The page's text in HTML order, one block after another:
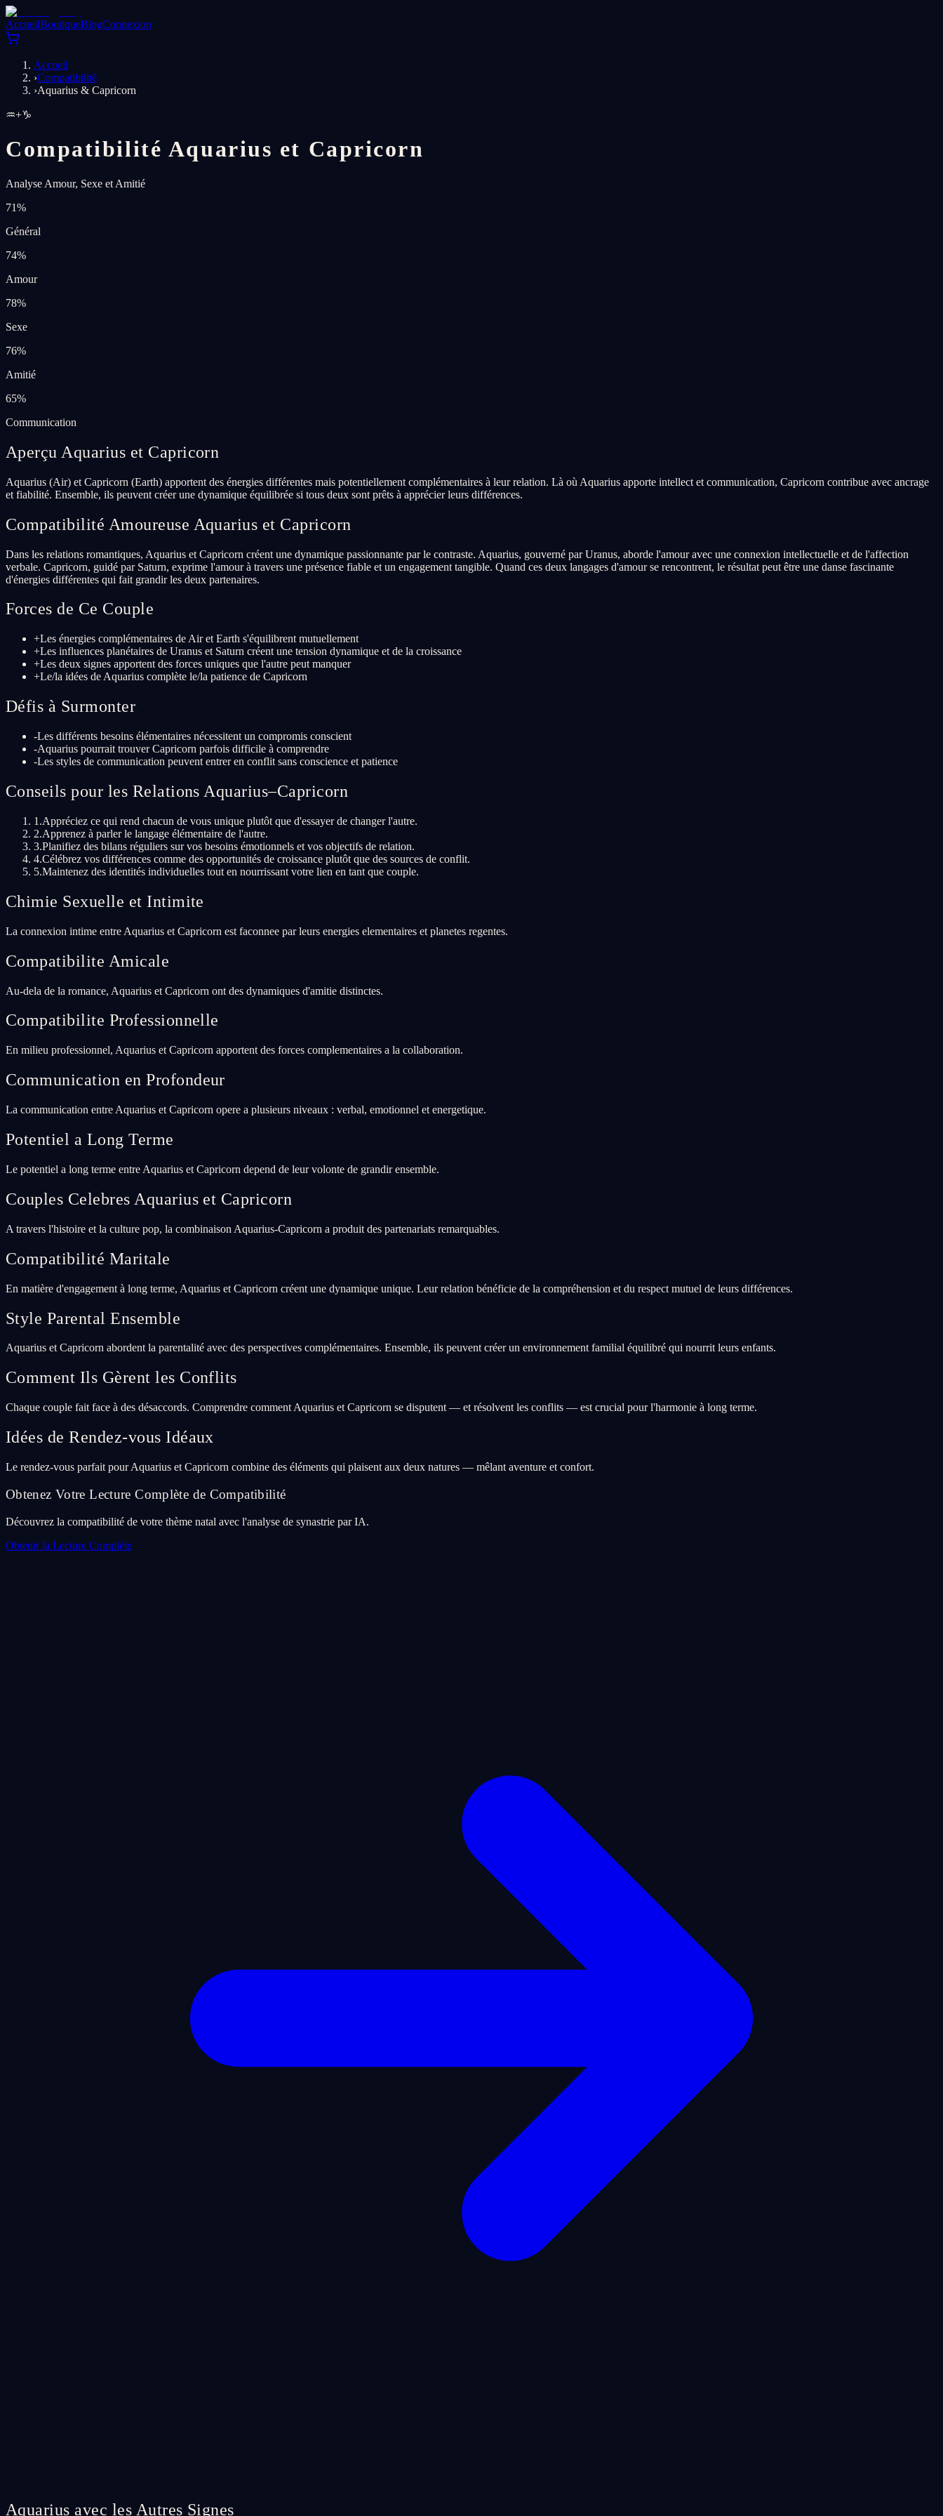
AccueilBoutiqueBlogConnexion
Accueil
›Compatibilité
›Aquarius & Capricorn
♒+♑
Compatibilité Aquarius et Capricorn
Analyse Amour, Sexe et Amitié
71%
Général
74%
Amour
78%
Sexe
76%
Amitié
65%
Communication
Aperçu Aquarius et Capricorn
Aquarius (Air) et Capricorn (Earth) apportent des énergies différentes mais potentiellement complémentaires à leur relation. Là où Aquarius apporte intellect et communication, Capricorn contribue avec ancrage
et fiabilité. Ensemble, ils peuvent créer une dynamique équilibrée si tous deux sont prêts à apprécier leurs différences.
Compatibilité Amoureuse Aquarius et Capricorn
Dans les relations romantiques, Aquarius et Capricorn créent une dynamique passionnante par le contraste. Aquarius, gouverné par Uranus, aborde l'amour avec une connexion intellectuelle et de l'affection
verbale. Capricorn, guidé par Saturn, exprime l'amour à travers une présence fiable et un engagement tangible. Quand ces deux langages d'amour se rencontrent, le résultat peut être une danse fascinante
d'énergies différentes qui fait grandir les deux partenaires.
Forces de Ce Couple
+Les énergies complémentaires de Air et Earth s'équilibrent mutuellement
+Les influences planétaires de Uranus et Saturn créent une tension dynamique et de la croissance
+Les deux signes apportent des forces uniques que l'autre peut manquer
+Le/la idées de Aquarius complète le/la patience de Capricorn
Défis à Surmonter
-Les différents besoins élémentaires nécessitent un compromis conscient
-Aquarius pourrait trouver Capricorn parfois difficile à comprendre
-Les styles de communication peuvent entrer en conflit sans conscience et patience
Conseils pour les Relations Aquarius–Capricorn
1 .Appréciez ce qui rend chacun de vous unique plutôt que d'essayer de changer l'autre.
2.Apprenez à parler le langage élémentaire de l'autre.
3.Planifiez des bilans réguliers sur vos besoins émotionnels et vos objectifs de relation.
4.Célébrez vos différences comme des opportunités de croissance plutôt que des sources de conflit.
5.Maintenez des identités individuelles tout en nourrissant votre lien en tant que couple.
Chimie Sexuelle et Intimite
La connexion intime entre Aquarius et Capricorn est faconnee par leurs energies elementaires et planetes regentes.
Compatibilite Amicale
Au-dela de la romance, Aquarius et Capricorn ont des dynamiques d'amitie distinctes.
Compatibilite Professionnelle
En milieu professionnel, Aquarius et Capricorn apportent des forces complementaires a la collaboration.
Communication en Profondeur
La communication entre Aquarius et Capricorn opere a plusieurs niveaux : verbal, emotionnel et energetique.
Potentiel a Long Terme
Le potentiel a long terme entre Aquarius et Capricorn depend de leur volonte de grandir ensemble.
Couples Celebres Aquarius et Capricorn
A travers l'histoire et la culture pop, la combinaison Aquarius-Capricorn a produit des partenariats remarquables.
Compatibilité Maritale
En matière d'engagement à long terme, Aquarius et Capricorn créent une dynamique unique. Leur relation bénéficie de la compréhension et du respect mutuel de leurs différences.
Style Parental Ensemble
Aquarius et Capricorn abordent la parentalité avec des perspectives complémentaires. Ensemble, ils peuvent créer un environnement familial équilibré qui nourrit leurs enfants.
Comment Ils Gèrent les Conflits
Chaque couple fait face à des désaccords. Comprendre comment Aquarius et Capricorn se disputent — et résolvent les conflits — est crucial pour l'harmonie à long terme.
Idées de Rendez-vous Idéaux
Le rendez-vous parfait pour Aquarius et Capricorn combine des éléments qui plaisent aux deux natures — mêlant aventure et confort.
Obtenez Votre Lecture Complète de Compatibilité
Découvrez la compatibilité de votre thème natal avec l'analyse de synastrie par IA.
Obtenir la Lecture Complète
Aquarius avec les Autres Signes